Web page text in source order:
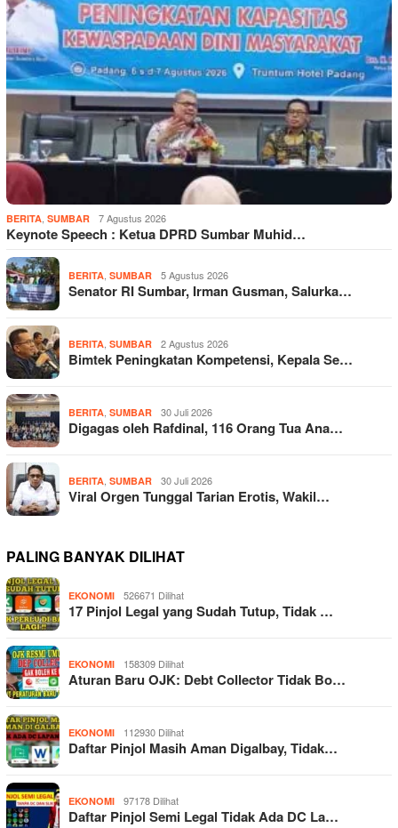
BERITA, SUMBAR 7 Agustus 2026
Keynote Speech : Ketua DPRD Sumbar Muhid…
BERITA, SUMBAR 5 Agustus 2026
Senator RI Sumbar, Irman Gusman, Salurka…
BERITA, SUMBAR 2 Agustus 2026
Bimtek Peningkatan Kompetensi, Kepala Se…
BERITA, SUMBAR 30 Juli 2026
Digagas oleh Rafdinal, 116 Orang Tua Ana…
BERITA, SUMBAR 30 Juli 2026
Viral Orgen Tunggal Tarian Erotis, Wakil…
PALING BANYAK DILIHAT
EKONOMI 526671 Dilihat
17 Pinjol Legal yang Sudah Tutup, Tidak …
EKONOMI 158309 Dilihat
Aturan Baru OJK: Debt Collector Tidak Bo…
EKONOMI 112930 Dilihat
Daftar Pinjol Masih Aman Digalbay, Tidak…
EKONOMI 97178 Dilihat
Daftar Pinjol Semi Legal Tidak Ada DC La…